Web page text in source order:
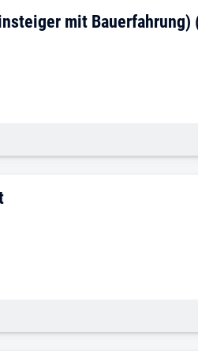
(auch
mit Bauerfahrung)
liefern die Qualität